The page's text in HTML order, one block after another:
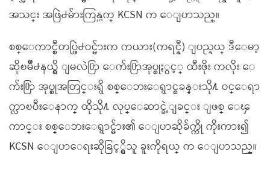
အသင္း အဖြဲ႕မ်ားကြန္ယက္ KCSN က ေျပာသည္။
စစ္ေကာင္စီတပ္ဖြဲ႕ဝင္မ်ားက ကယား(ကရင္နီ) ျပည္နယ္ ဒီေမာ့
ဆိုၿမိဳ႕နယ္ရွိ ျမလဲ႐ြာ ေက်း႐ြာအုပ္စုႏွင့္ ထီးဖိုး ကလိုး ေ
က်း႐ြာ အုပ္စုအတြင္းရွိ စစ္ေဘးေရွာင္စခန္းသို႔ ဝင္ေရာ
က္လာၿပီးေနာက္ ထိုသို႔ လုပ္ေဆာင္ခဲ့ျခင္း ျဖစ္ ေၾ
ကာင္း စစ္ေဘးေရွာင္မ်ား၏ ေျပာဆိုခ်က္ကို ကိုးကား၍
KCSN ေျပာေရးဆိုခြင့္ရွိသူ ခူးကိုရယ္ က ေျပာသည္။